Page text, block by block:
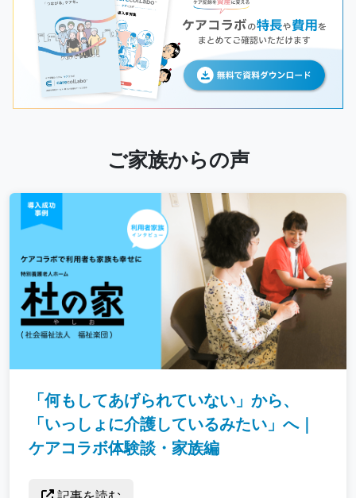
ご家族からの声
「何もしてあげられていない」から、
「いっしょに介護しているみたい」へ｜
ケアコラボ体験談・家族編